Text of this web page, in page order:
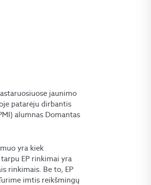
jaunimo
patarėju dirbantis
alumnas Domantas
yra kiek
EP rinkimai yra
rinkimais. Be to, EP
imtis reikšmingų